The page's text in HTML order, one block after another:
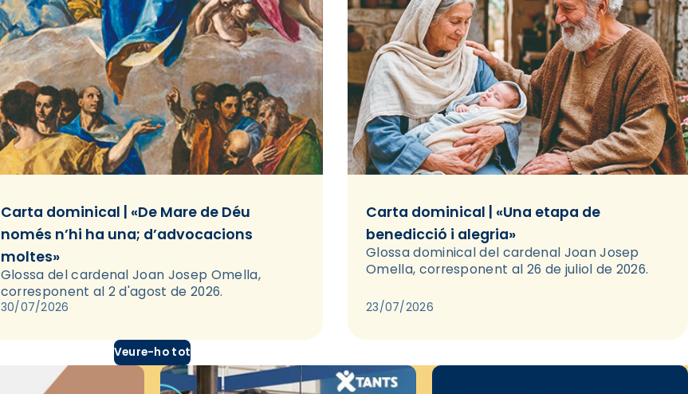
Carta dominical | «De Mare de Déu
només n’hi ha una; d’advocacions
moltes»
Glossa del cardenal Joan Josep Omella,
corresponent al 2 d'agost de 2026.
30/07/2026
Carta dominical | «Una etapa de
benedicció i alegria»
Glossa dominical del cardenal Joan Josep
Omella, corresponent al 26 de juliol de 2026.
23/07/2026
Veure-ho tot